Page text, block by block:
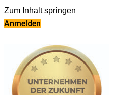
Zum Inhalt springen
Anmelden